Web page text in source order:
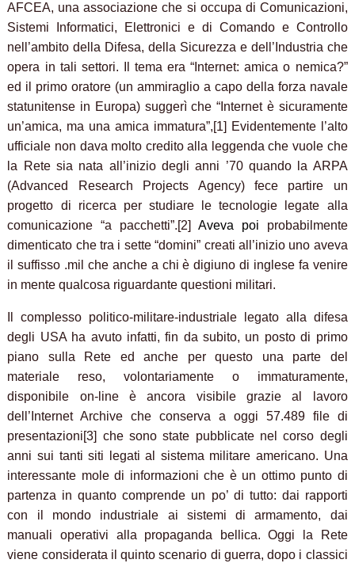
AFCEA, una associazione che si occupa di Comunicazioni,
Sistemi Informatici, Elettronici e di Comando e Controllo
nell’ambito della Difesa, della Sicurezza e dell’Industria che
opera in tali settori. Il tema era “Internet: amica o nemica?”
ed il primo oratore (un ammiraglio a capo della forza navale
statunitense in Europa) suggerì che “Internet è sicuramente
un’amica, ma una amica immatura”,[1] Evidentemente l’alto
ufficiale non dava molto credito alla leggenda che vuole che
la Rete sia nata all’inizio degli anni ’70 quando la ARPA
(Advanced Research Projects Agency) fece partire un
progetto di ricerca per studiare le tecnologie legate alla
comunicazione “a pacchetti”.[2] Aveva poi probabilmente
dimenticato che tra i sette “domini” creati all’inizio uno aveva
il suffisso .mil che anche a chi è digiuno di inglese fa venire
in mente qualcosa riguardante questioni militari.
Il complesso politico-militare-industriale legato alla difesa
degli USA ha avuto infatti, fin da subito, un posto di primo
piano sulla Rete ed anche per questo una parte del
materiale reso, volontariamente o immaturamente,
disponibile on-line è ancora visibile grazie al lavoro
dell’Internet Archive che conserva a oggi 57.489 file di
presentazioni[3] che sono state pubblicate nel corso degli
anni sui tanti siti legati al sistema militare americano. Una
interessante mole di informazioni che è un ottimo punto di
partenza in quanto comprende un po’ di tutto: dai rapporti
con il mondo industriale ai sistemi di armamento, dai
manuali operativi alla propaganda bellica. Oggi la Rete
viene considerata il quinto scenario di guerra, dopo i classici